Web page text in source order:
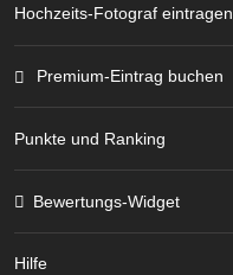
Hochzeits-Fotograf eintragen
Premium-Eintrag buchen
Punkte und Ranking
Bewertungs-Widget
Hilfe